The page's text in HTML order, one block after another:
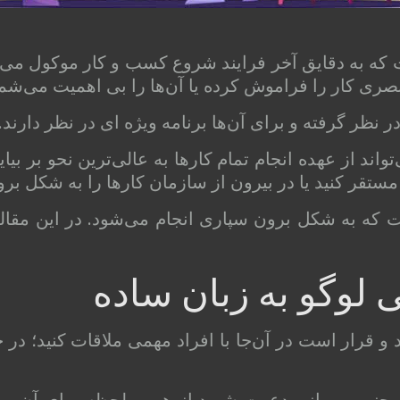
به دقایق آخر فرایند شروع کسب و کار موکول
کار را فراموش کرده یا آن‌ها را بی اهمیت
نظر گرفته و برای آن‌ها برنامه ویژه ای در نظر
از عهده انجام تمام کارها به عالی‌ترین نحو بر
کنید یا در بیرون از سازمان کارها را به شکل
که به شکل برون سپاری انجام می‌شود. در این
به زبان ساده
قرار است در آن‌جا با افراد مهمی ملاقات کنید؛